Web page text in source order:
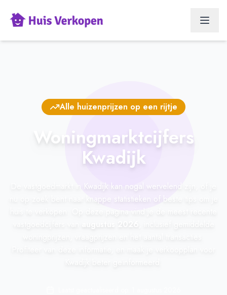
Alle huizenprijzen op een rijtje
Woningmarktcijfers
Kwadijk
De vastgoedmarkt in Kwadijk kan nogal wervelend zijn, of je
nu op zoek bent naar knappe statistieken of beste tips om je